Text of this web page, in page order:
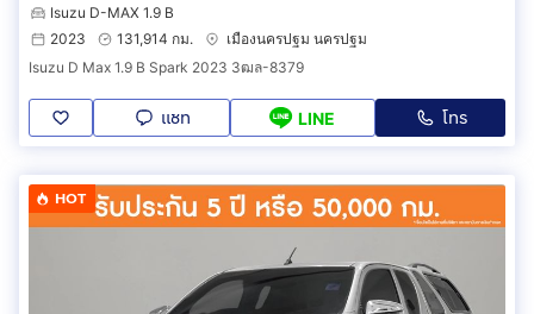
Isuzu D-MAX 1.9 B
2023
131,914 กม.
เมืองนครปฐม นครปฐม
Isuzu D Max 1.9 B Spark 2023 3ฒล-8379
แชท LINE โทร
HOT